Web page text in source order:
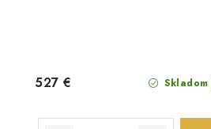
Skladom
527 €